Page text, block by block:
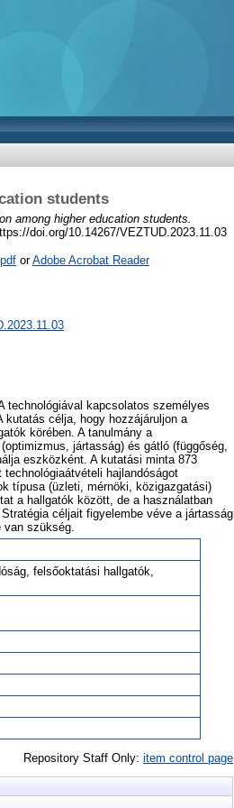
students
among higher education students.
doi.org/10.14267/VEZTUD.2023.11.03
orAdobe Acrobat Reader
technológiával kapcsolatos személyes
kutatás célja, hogy hozzájáruljon a
körében. A tanulmány a
jártasság) és gátló (függőség,
eszközként. A kutatási minta 873
hajlandóságot
típusa (üzleti, mérnöki, közigazgatási)
a hallgatók között, de a használatban
céljait figyelembe véve a jártasság
szükség.
felsőoktatási hallgatók,
Repository Staff Only: item control page